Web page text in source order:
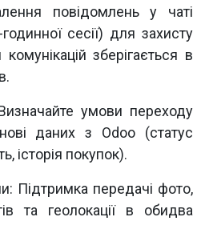
повідомлень у чаті
сесії) для захисту
зберігається в
умови переходу
даних з Odoo (статус
історія покупок).
Підтримка передачі фото,
та геолокації в обидва